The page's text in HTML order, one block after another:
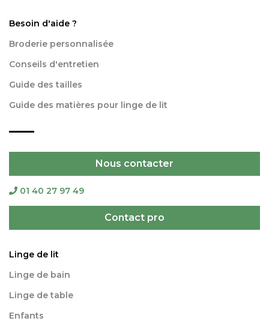
Besoin d'aide ?
Broderie personnalisée
Conseils d'entretien
Guide des tailles
Guide des matières pour linge de lit
Nous contacter
01 40 27 97 49
Contact pro
Linge de lit
Linge de bain
Linge de table
Enfants